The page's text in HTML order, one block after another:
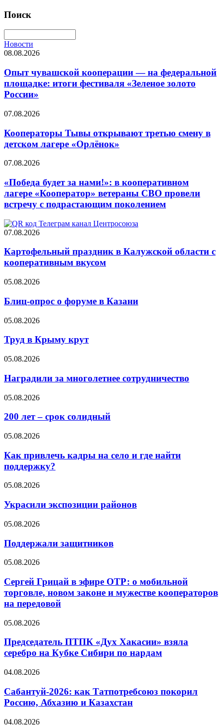
Поиск
Новости
08.08.2026
Опыт чувашской кооперации — на федеральной
площадке: итоги фестиваля «Зеленое золото
России»
07.08.2026
Кооператоры Тывы открывают третью смену в
детском лагере «Орлёнок»
07.08.2026
«Победа будет за нами!»: в кооперативном
лагере «Кооператор» ветераны СВО провели
встречу с подрастающим поколением
07.08.2026
Картофельный праздник в Калужской области с
кооперативным вкусом
05.08.2026
Блиц-опрос о форуме в Казани
05.08.2026
Труд в Крыму крут
05.08.2026
Наградили за многолетнее сотрудничество
05.08.2026
200 лет – срок солидный
05.08.2026
Как привлечь кадры на село и где найти
поддержку?
05.08.2026
Украсили экспозиции районов
05.08.2026
Поддержали защитников
05.08.2026
Сергей Грицай в эфире ОТР: о мобильной
торговле, новом законе и мужестве кооператоров
на передовой
05.08.2026
Председатель ПТПК «Дух Хакасии» взяла
серебро на Кубке Сибири по нардам
04.08.2026
Сабантуй-2026: как Татпотребсоюз покорил
Россию, Абхазию и Казахстан
04.08.2026